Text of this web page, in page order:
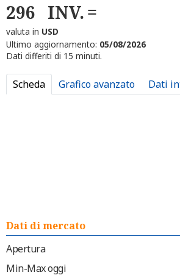
296 INV.
valuta in USD
Ultimo aggiornamento: 05/08/2026
Dati differiti di 15 minuti.
Scheda Grafico avanzato Dati
Dati di mercato
Apertura
Min-Max oggi